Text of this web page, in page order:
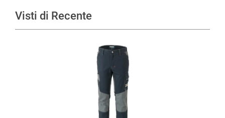
Visti di Recente